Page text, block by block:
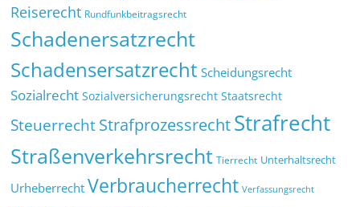
Reiserecht Rundfunkbeitragsrecht
Schadenersatzrecht
Schadensersatzrecht Scheidungsrecht
Sozialrecht Sozialversicherungsrecht Staatsrecht
SteuerrechtStrafprozessrechtStrafrecht
Straßenverkehrsrecht Tierrecht Unterhaltsrecht
Urheberrecht Verbraucherrecht Verfassungsrecht